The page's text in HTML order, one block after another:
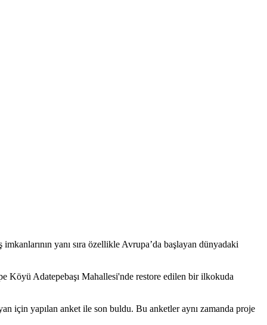
yanı sıra özellikle Avrupa’da başlayan dünyadaki
Köyü Adatepebaşı Mahallesi'nde restore edilen bir ilkokuda
için yapılan anket ile son buldu. Bu anketler aynı zamanda proje